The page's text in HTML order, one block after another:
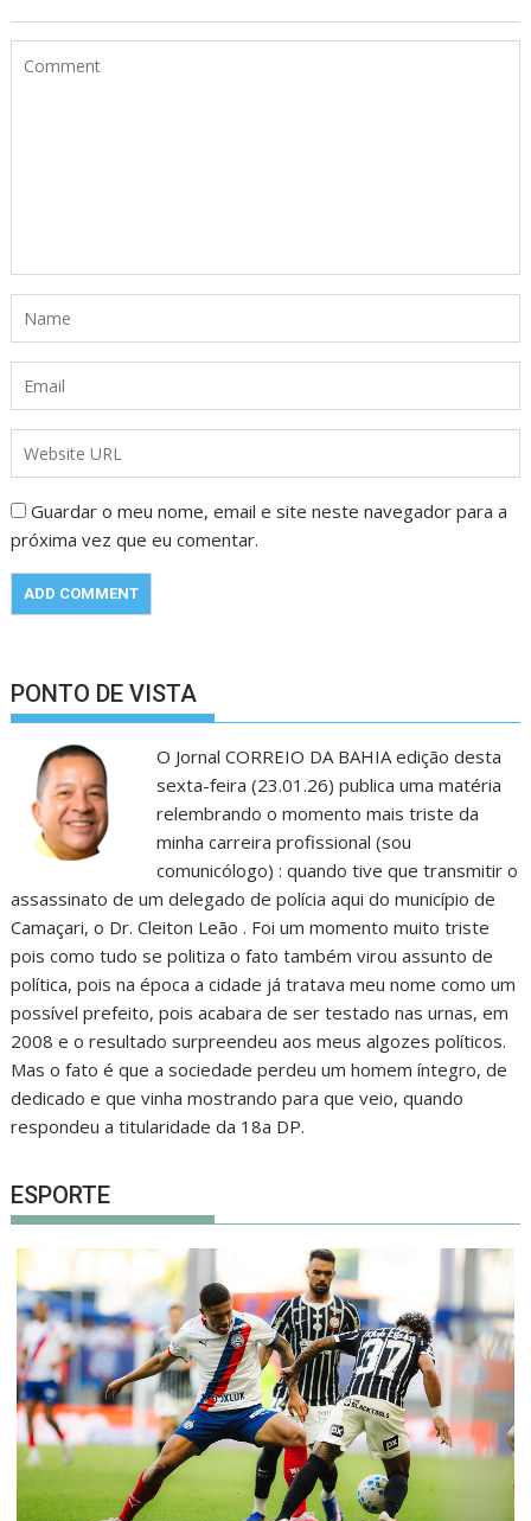
Guardar o meu nome, email e site neste navegador para a
próxima vez que eu comentar.
PONTO DE VISTA
O Jornal CORREIO DA BAHIA edição desta
sexta-feira (23.01.26) publica uma matéria
relembrando o momento mais triste da
minha carreira profissional (sou
comunicólogo) : quando tive que transmitir o
assassinato de um delegado de polícia aqui do município de
Camaçari, o Dr. Cleiton Leão . Foi um momento muito triste
pois como tudo se politiza o fato também virou assunto de
política, pois na época a cidade já tratava meu nome como um
possível prefeito, pois acabara de ser testado nas urnas, em
2008 e o resultado surpreendeu aos meus algozes políticos.
Mas o fato é que a sociedade perdeu um homem íntegro, de
dedicado e que vinha mostrando para que veio, quando
respondeu a titularidade da 18a DP.
ESPORTE